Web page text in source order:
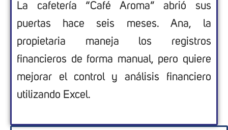
La cafetería “Café Aroma” abrió sus
puertas hace seis meses. Ana, la
propietaria maneja los registros
financieros de forma manual, pero quiere
mejorar el control y análisis financiero
utilizando Excel.